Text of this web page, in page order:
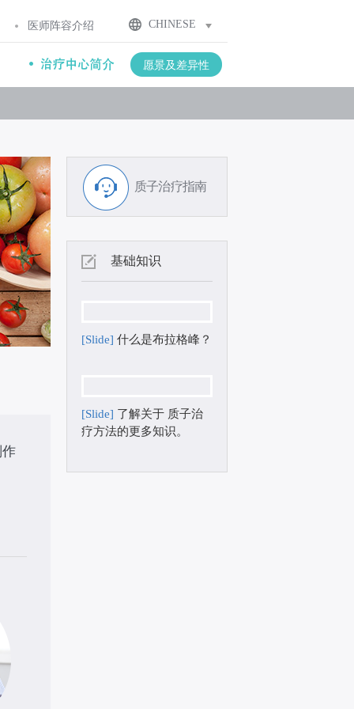
医师阵容介绍 CHINESE
愿景及差异性
质子治疗指南
基础知识
[Slide] 什么是布拉格峰？
[Slide] 了解关于 质子治
疗方法的更多知识。